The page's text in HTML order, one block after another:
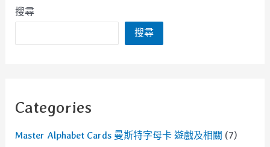
寫
搜尋
搜尋
Categories
Master Alphabet Cards 曼斯特字母卡 遊戲及相關 (7)